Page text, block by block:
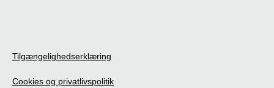
Tilgængelighedserklæring
Cookies og privatlivspolitik